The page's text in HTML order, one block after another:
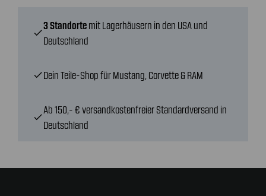
check
3 Standorte mit Lagerhäusern in den USA und
Deutschland
checkDein Teile-Shop für Mustang, Corvette & RAM
check
Ab 150,- € versandkostenfreier Standardversand in
Deutschland